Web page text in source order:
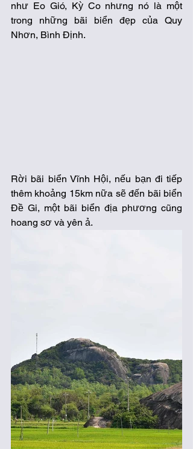
như Eo Gió, Kỳ Co nhưng nó là một
trong những bãi biển đẹp của Quy
Nhơn, Bình Định.
Rời bãi biển Vĩnh Hội, nếu bạn đi tiếp
thêm khoảng 15km nữa sẽ đến bãi biển
Đề Gi, một bãi biển địa phương cũng
hoang sơ và yên ả.